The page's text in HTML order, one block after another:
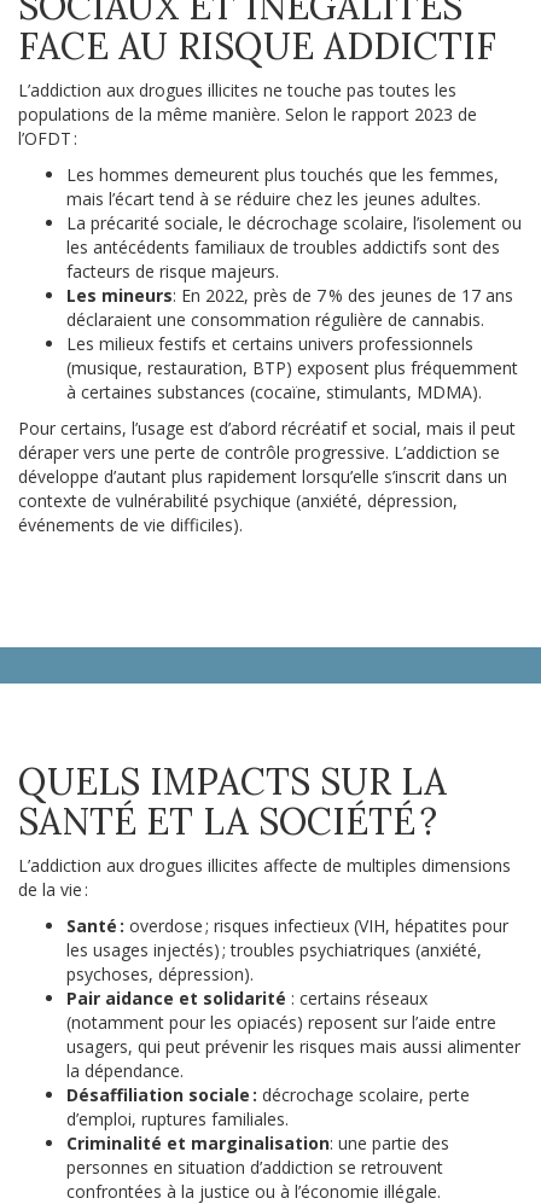
FACE AU RISQUE ADDICTIF
L’addiction aux drogues illicites ne touche pas toutes les
populations de la même manière. Selon le rapport 2023 de
l’OFDT :
Les hommes demeurent plus touchés que les femmes,
mais l’écart tend à se réduire chez les jeunes adultes.
La précarité sociale, le décrochage scolaire, l’isolement ou
les antécédents familiaux de troubles addictifs sont des
facteurs de risque majeurs.
Les mineurs: En 2022, près de 7 % des jeunes de 17 ans
déclaraient une consommation régulière de cannabis.
Les milieux festifs et certains univers professionnels
(musique, restauration, BTP) exposent plus fréquemment
à certaines substances (cocaïne, stimulants, MDMA).
Pour certains, l’usage est d’abord récréatif et social, mais il peut
déraper vers une perte de contrôle progressive. L’addiction se
développe d’autant plus rapidement lorsqu’elle s’inscrit dans un
contexte de vulnérabilité psychique (anxiété, dépression,
événements de vie difficiles).
QUELS IMPACTS SUR LA
SANTÉ ET LA SOCIÉTÉ ?
L’addiction aux drogues illicites affecte de multiples dimensions
de la vie :
Santé : overdose ; risques infectieux (VIH, hépatites pour
les usages injectés) ; troubles psychiatriques (anxiété,
psychoses, dépression).
Pair aidance et solidarité : certains réseaux
(notamment pour les opiacés) reposent sur l’aide entre
usagers, qui peut prévenir les risques mais aussi alimenter
la dépendance.
Désaffiliation sociale : décrochage scolaire, perte
d’emploi, ruptures familiales.
Criminalité et marginalisation: une partie des
personnes en situation d’addiction se retrouvent
confrontées à la justice ou à l’économie illégale.